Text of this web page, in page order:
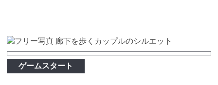
ゲームスタート